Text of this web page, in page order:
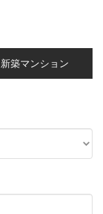
新築マンション